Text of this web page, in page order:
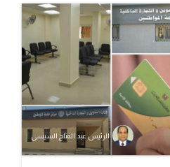
الرئيس عبد الفتاح السيسي